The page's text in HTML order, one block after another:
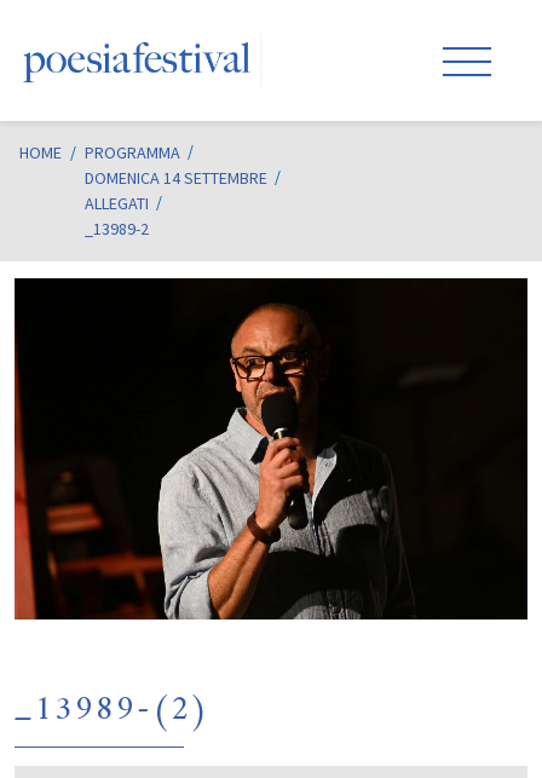
HOME / PROGRAMMA
DOMENICA 14 SETTEMBRE
ALLEGATI
_13989-2
_13989-(2)